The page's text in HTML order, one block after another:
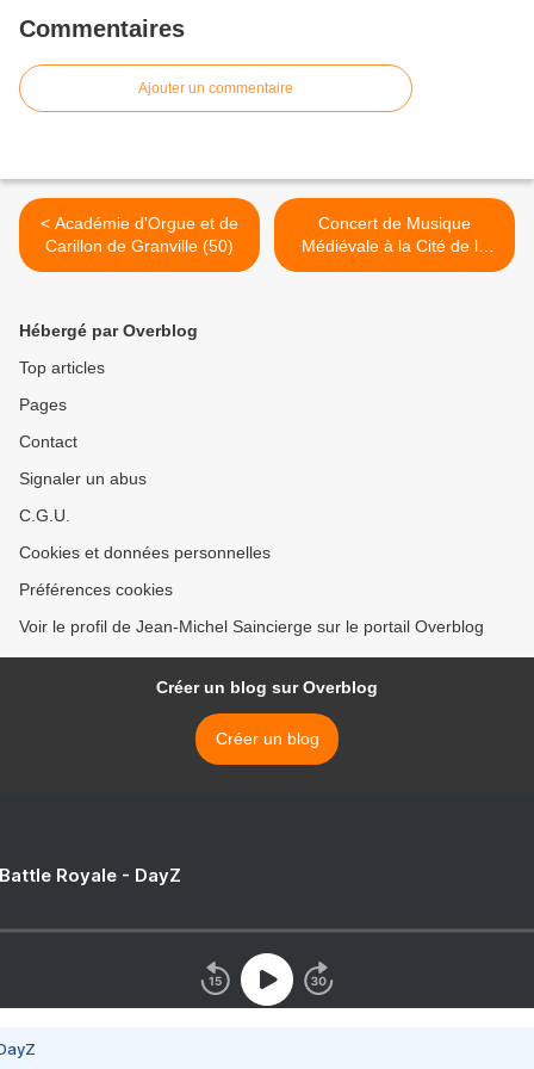
Commentaires
Ajouter un commentaire
< Académie d'Orgue et de
Carillon de Granville (50)
Concert de Musique
Médiévale à la Cité de la
Musique >
Hébergé par Overblog
Top articles
Pages
Contact
Signaler un abus
C.G.U.
Cookies et données personnelles
Préférences cookies
Voir le profil de Jean-Michel Saincierge sur le portail Overblog
Créer un blog sur Overblog
Créer un blog
Royale - DayZ